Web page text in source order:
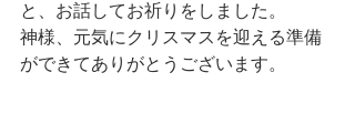
と、お話してお祈りをしました。
神様、元気にクリスマスを迎える準備
ができてありがとうございます。